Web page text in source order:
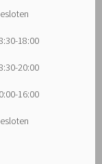
18:00
20:00
16:00